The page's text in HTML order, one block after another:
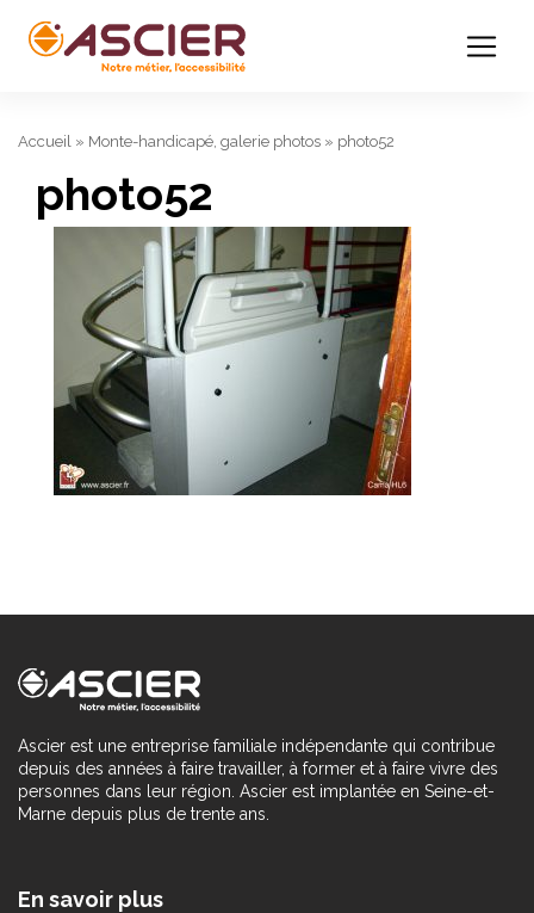
Accueil » Monte-handicapé, galerie photos » photo52
photo52
Ascier est une entreprise familiale indépendante qui contribue
depuis des années à faire travailler, à former et à faire vivre des
personnes dans leur région. Ascier est implantée en Seine-et-
Marne depuis plus de trente ans.
En savoir plus